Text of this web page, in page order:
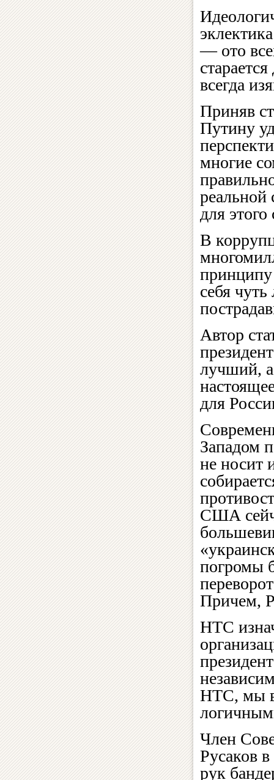
— ото
всегда
Приняв
Путину
многие
реальной
для этого
В
себя
Автор
лучший, а
для
Западом
не носит
США
погромы
Причем,
НТС
НТС, мы
Член
Русаков
рук